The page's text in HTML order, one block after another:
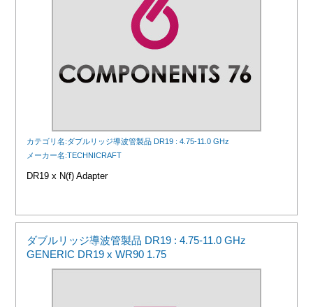
カテゴリ名:ダブルリッジ導波管製品 DR19 : 4.75-11.0 GHz
メーカー名:TECHNICRAFT
DR19 x N(f) Adapter
ダブルリッジ導波管製品 DR19 : 4.75-11.0 GHz
GENERIC DR19 x WR90 1.75